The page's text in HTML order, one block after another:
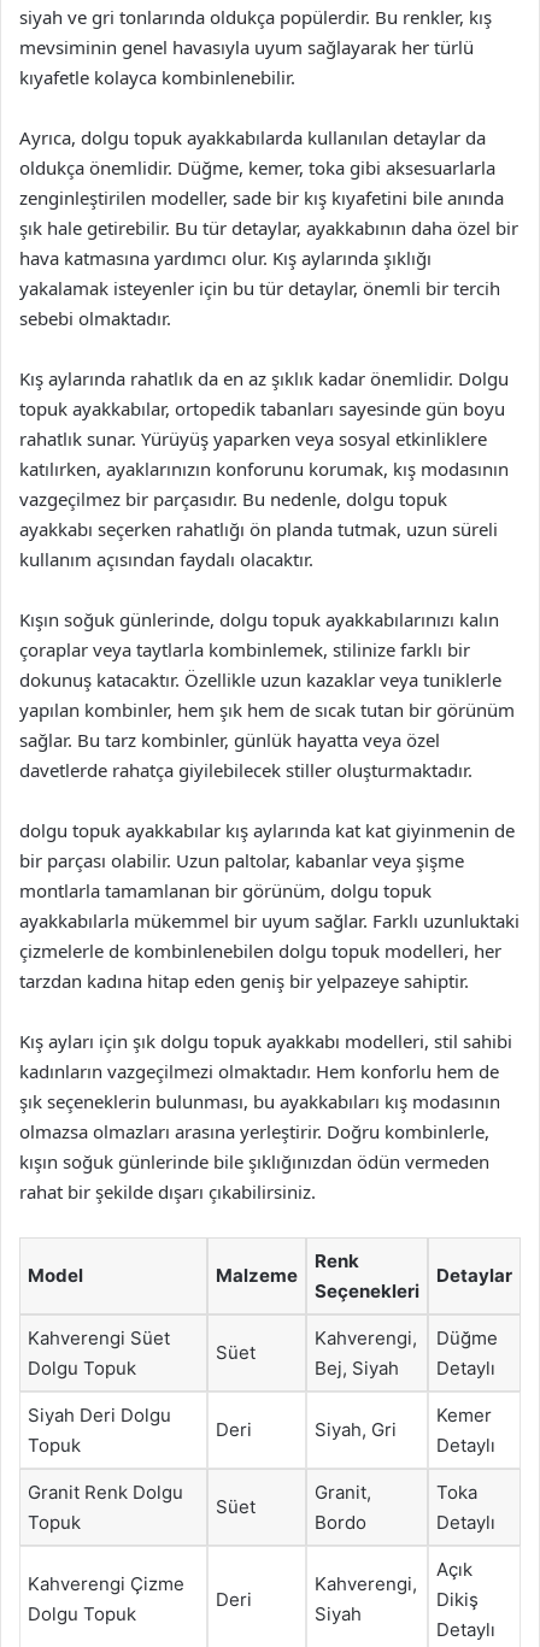
siyah ve gri tonlarında oldukça popülerdir. Bu renkler, kış
mevsiminin genel havasıyla uyum sağlayarak her türlü
kıyafetle kolayca kombinlenebilir.
Ayrıca, dolgu topuk ayakkabılarda kullanılan detaylar da
oldukça önemlidir. Düğme, kemer, toka gibi aksesuarlarla
zenginleştirilen modeller, sade bir kış kıyafetini bile anında
şık hale getirebilir. Bu tür detaylar, ayakkabının daha özel bir
hava katmasına yardımcı olur. Kış aylarında şıklığı
yakalamak isteyenler için bu tür detaylar, önemli bir tercih
sebebi olmaktadır.
Kış aylarında rahatlık da en az şıklık kadar önemlidir. Dolgu
topuk ayakkabılar, ortopedik tabanları sayesinde gün boyu
rahatlık sunar. Yürüyüş yaparken veya sosyal etkinliklere
katılırken, ayaklarınızın konforunu korumak, kış modasının
vazgeçilmez bir parçasıdır. Bu nedenle, dolgu topuk
ayakkabı seçerken rahatlığı ön planda tutmak, uzun süreli
kullanım açısından faydalı olacaktır.
Kışın soğuk günlerinde, dolgu topuk ayakkabılarınızı kalın
çoraplar veya taytlarla kombinlemek, stilinize farklı bir
dokunuş katacaktır. Özellikle uzun kazaklar veya tuniklerle
yapılan kombinler, hem şık hem de sıcak tutan bir görünüm
sağlar. Bu tarz kombinler, günlük hayatta veya özel
davetlerde rahatça giyilebilecek stiller oluşturmaktadır.
dolgu topuk ayakkabılar kış aylarında kat kat giyinmenin de
bir parçası olabilir. Uzun paltolar, kabanlar veya şişme
montlarla tamamlanan bir görünüm, dolgu topuk
ayakkabılarla mükemmel bir uyum sağlar. Farklı uzunluktaki
çizmelerle de kombinlenebilen dolgu topuk modelleri, her
tarzdan kadına hitap eden geniş bir yelpazeye sahiptir.
Kış ayları için şık dolgu topuk ayakkabı modelleri, stil sahibi
kadınların vazgeçilmezi olmaktadır. Hem konforlu hem de
şık seçeneklerin bulunması, bu ayakkabıları kış modasının
olmazsa olmazları arasına yerleştirir. Doğru kombinlerle,
kışın soğuk günlerinde bile şıklığınızdan ödün vermeden
rahat bir şekilde dışarı çıkabilirsiniz.
Model Malzeme
Renk
Seçenekleri
Detaylar
Kahverengi Süet
Dolgu Topuk
Süet
Kahverengi,
Bej, Siyah
Düğme
Detaylı
Siyah Deri Dolgu
Topuk
Deri Siyah, Gri
Kemer
Detaylı
Granit Renk Dolgu
Topuk
Süet
Granit,
Bordo
Toka
Detaylı
Kahverengi Çizme
Dolgu Topuk
Deri
Kahverengi,
Siyah
Açık
Dikiş
Detaylı